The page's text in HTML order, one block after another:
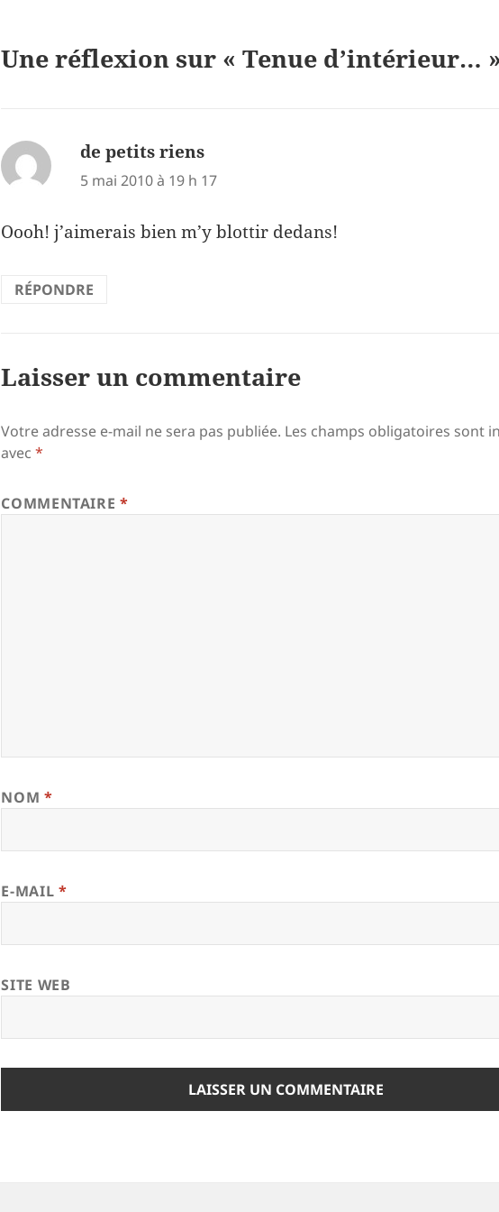
Une réflexion sur « Tenue d’intérieur…
de petits riens
5 mai 2010 à 19 h 17
Oooh! j’aimerais bien m’y blottir dedans!
RÉPONDRE
Laisser un commentaire
Votre adresse e-mail ne sera pas publiée. Les champs obligatoires sont
avec*
COMMENTAIRE*
NOM *
E-MAIL *
SITE WEB